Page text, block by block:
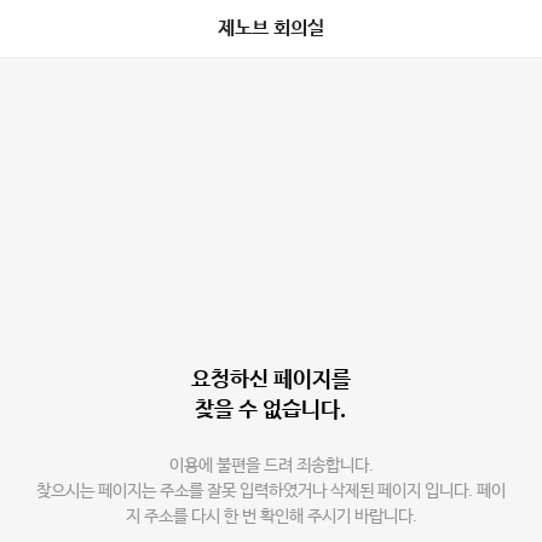
제노브 회의실
요청하신 페이지를
찾을 수 없습니다.
이용에 불편을 드려 죄송합니다.
찾으시는 페이지는 주소를 잘못 입력하였거나 삭제된 페이지 입니다. 페이
지 주소를 다시 한 번 확인해 주시기 바랍니다.